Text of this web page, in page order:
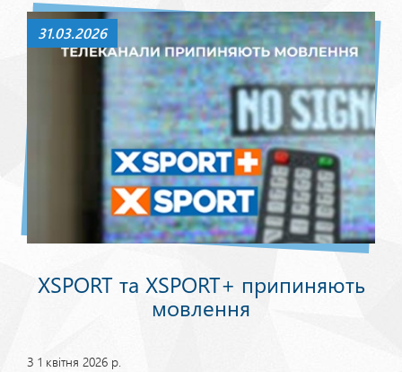
31.03.2026
XSPORT та XSPORT+ припиняють
мовлення
З 1 квітня 2026 р.